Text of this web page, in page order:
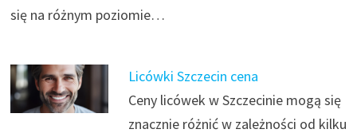
się na różnym poziomie…
Licówki Szczecin cena
Ceny licówek w Szczecinie mogą się
znacznie różnić w zależności od kilku